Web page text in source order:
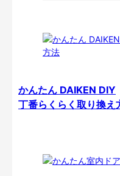
かんたん DAIKEN DIY
丁番らくらく取り換え